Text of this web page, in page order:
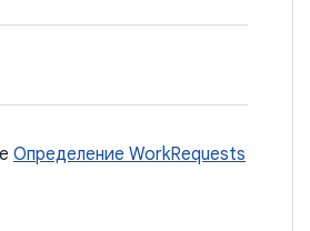
Определение WorkRequests